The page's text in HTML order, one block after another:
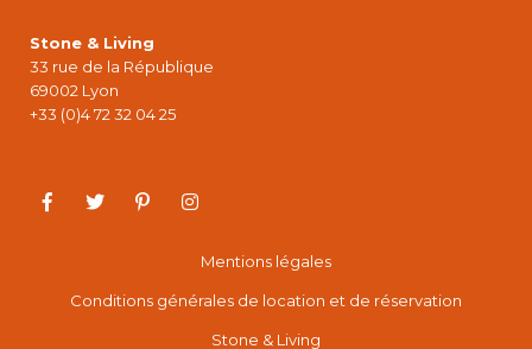
Stone & Living
33 rue de la République
69002 Lyon
+33 (0)4 72 32 04 25
Mentions légales
Conditions générales de location et de réservation
Stone & Living